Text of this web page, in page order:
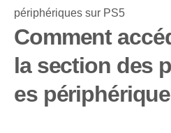
Comment
la section des
es